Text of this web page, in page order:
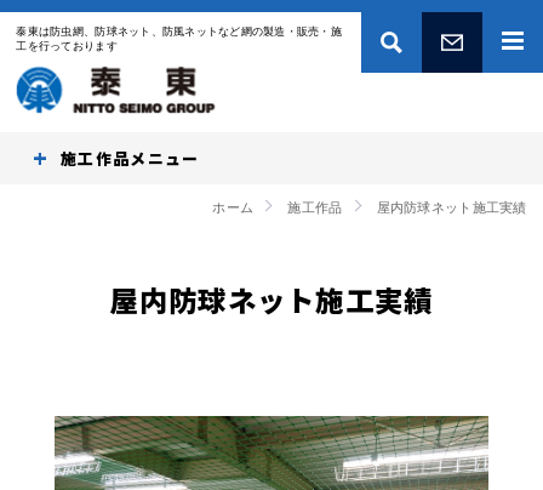
泰東は防虫網、防球ネット、防風ネットなど網の製造・販売・施
工を行っております
施工作品
ホーム 施工作品 屋内防球ネット施工実績
屋内防球ネット施工実績